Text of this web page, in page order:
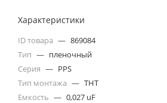
Характеристики
ID товара — 869084
Тип — пленочный
Серия — PPS
Тип монтажа — THT
Емкость — 0,027 uF